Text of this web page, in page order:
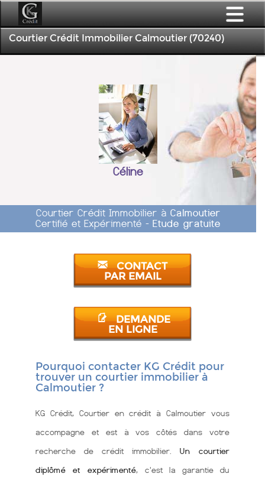
Courtier Crédit Immobilier Calmoutier (70240)
Céline
Courtier Crédit Immobilier à Calmoutier
Certifié et Expérimenté - Etude gratuite
CONTACT
PAR EMAIL
DEMANDE
EN LIGNE
Pourquoi contacter KG Crédit pour
trouver un courtier immobilier à
Calmoutier ?
KG Crédit, Courtier en crédit à Calmoutier vous
accompagne et est à vos côtés dans votre
recherche de crédit immobilier. Un courtier
diplômé et expérimenté, c'est la garantie du